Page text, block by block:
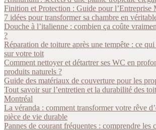
Finition et Protection : Guide pour l’Entreprise
7 idées pour transformer sa chambre en
Douche à l’italienne : combien ça coûte
?
Réparation de toiture après une tempête : ce
sur votre toit
Comment nettoyer et détartrer ses WC en
produits naturels ?
Guide des matériaux de couverture pour les
Tout savoir sur l’entretien et la durabilité des
Montréal
La véranda : comment transformer votre rêve
pièce de vie durable
Pannes de courant fréquentes : comprendre les